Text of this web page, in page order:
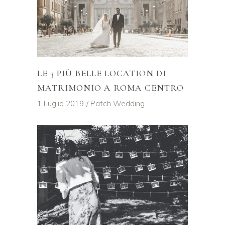
LE 3 PIÙ BELLE LOCATION DI
MATRIMONIO A ROMA CENTRO
1 Luglio 2019 Patch Wedding